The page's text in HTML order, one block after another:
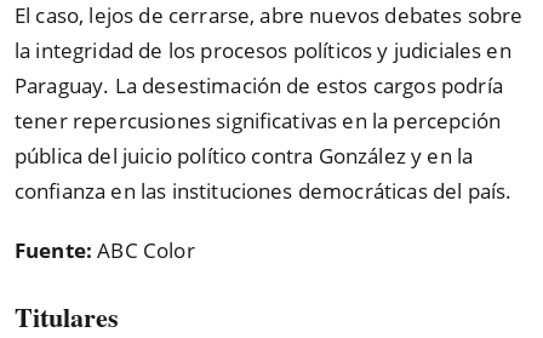
El caso, lejos de cerrarse, abre nuevos debates sobre
la integridad de los procesos políticos y judiciales en
Paraguay. La desestimación de estos cargos podría
tener repercusiones significativas en la percepción
pública del juicio político contra González y en la
confianza en las instituciones democráticas del país.
Fuente:ABC Color
Titulares